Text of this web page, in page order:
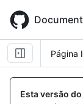
main
content
Página
Esta versão